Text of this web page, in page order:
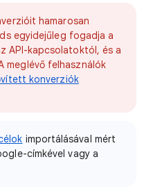
hamarosan
egyidejűleg fogadja a
API-kapcsolatoktól, és a
meglévő felhasználók
konverziók
importálásával mért
címkével vagy a